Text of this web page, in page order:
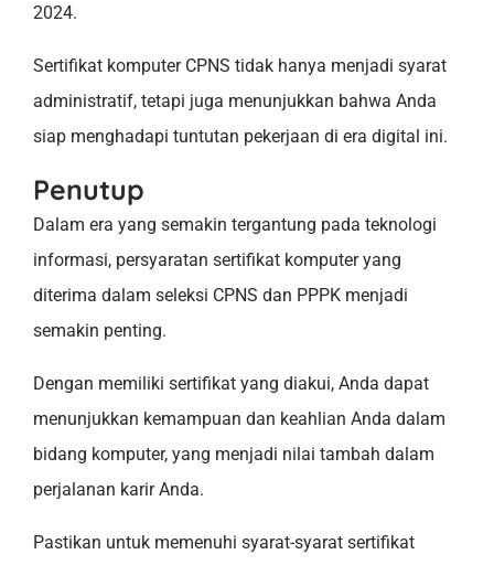
2024.
Sertifikat komputer CPNS tidak hanya menjadi syarat
administratif, tetapi juga menunjukkan bahwa Anda
siap menghadapi tuntutan pekerjaan di era digital ini.
Penutup
Dalam era yang semakin tergantung pada teknologi
informasi, persyaratan sertifikat komputer yang
diterima dalam seleksi CPNS dan PPPK menjadi
semakin penting.
Dengan memiliki sertifikat yang diakui, Anda dapat
menunjukkan kemampuan dan keahlian Anda dalam
bidang komputer, yang menjadi nilai tambah dalam
perjalanan karir Anda.
Pastikan untuk memenuhi syarat-syarat sertifikat